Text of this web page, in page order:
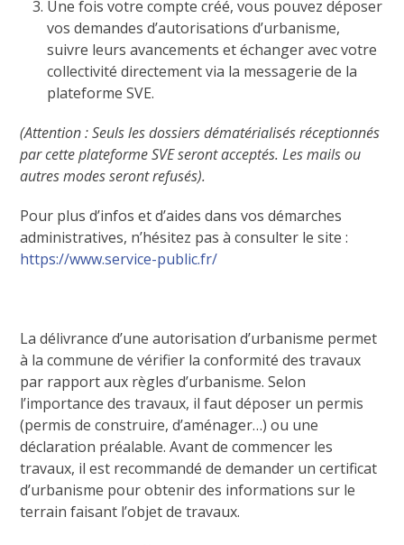
Une fois votre compte créé, vous pouvez déposer
vos demandes d’autorisations d’urbanisme,
suivre leurs avancements et échanger avec votre
collectivité directement via la messagerie de la
plateforme SVE.
(Attention :Seuls les dossiers dématérialisés réceptionnés
par cette plateforme SVE seront acceptés. Les mails ou
autres modes seront refusés).
Pour plus d’infos et d’aides dans vos démarches
administratives, n’hésitez pas à consulter le site :
https://www.service-public.fr/
La délivrance d’une autorisation d’urbanisme permet
à la commune de vérifier la conformité des travaux
par rapport aux règles d’urbanisme. Selon
l’importance des travaux, il faut déposer un permis
(permis de construire, d’aménager…) ou une
déclaration préalable. Avant de commencer les
travaux, il est recommandé de demander un certificat
d’urbanisme pour obtenir des informations sur le
terrain faisant l’objet de travaux.